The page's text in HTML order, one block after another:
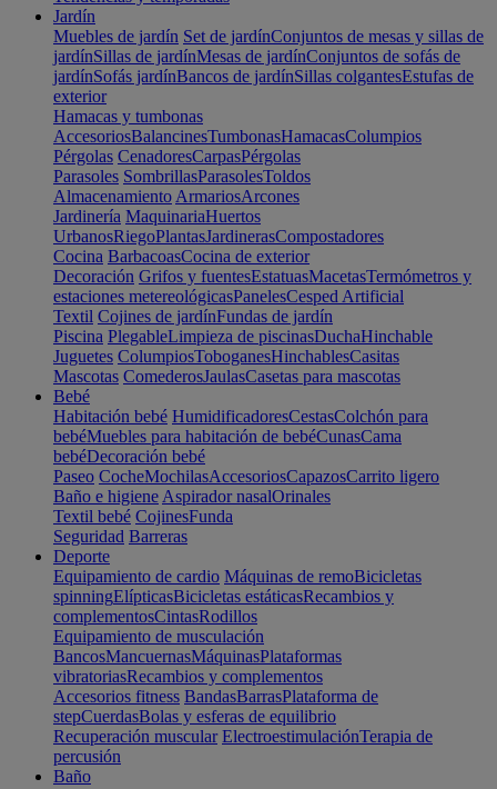
Jardín
Muebles de jardín Set de jardínConjuntos de mesas y sillas de
jardínSillas de jardínMesas de jardínConjuntos de sofás de
jardínSofás jardínBancos de jardínSillas colgantesEstufas de
exterior
Hamacas y tumbonas
AccesoriosBalancinesTumbonasHamacasColumpios
Pérgolas CenadoresCarpasPérgolas
Parasoles SombrillasParasolesToldos
Almacenamiento ArmariosArcones
Jardinería MaquinariaHuertos
UrbanosRiegoPlantasJardinerasCompostadores
Cocina BarbacoasCocina de exterior
Decoración Grifos y fuentesEstatuasMacetasTermómetros y
estaciones metereológicasPanelesCesped Artificial
Textil Cojines de jardínFundas de jardín
Piscina PlegableLimpieza de piscinasDuchaHinchable
Juguetes ColumpiosToboganesHinchablesCasitas
Mascotas ComederosJaulasCasetas para mascotas
Bebé
Habitación bebé HumidificadoresCestasColchón para
bebéMuebles para habitación de bebéCunasCama
bebéDecoración bebé
Paseo CocheMochilasAccesoriosCapazosCarrito ligero
Baño e higiene Aspirador nasalOrinales
Textil bebé CojinesFunda
Seguridad Barreras
Deporte
Equipamiento de cardio Máquinas de remoBicicletas
spinningElípticasBicicletas estáticasRecambios y
complementosCintasRodillos
Equipamiento de musculación
BancosMancuernasMáquinasPlataformas
vibratoriasRecambios y complementos
Accesorios fitness BandasBarrasPlataforma de
stepCuerdasBolas y esferas de equilibrio
Recuperación muscular ElectroestimulaciónTerapia de
percusión
Baño